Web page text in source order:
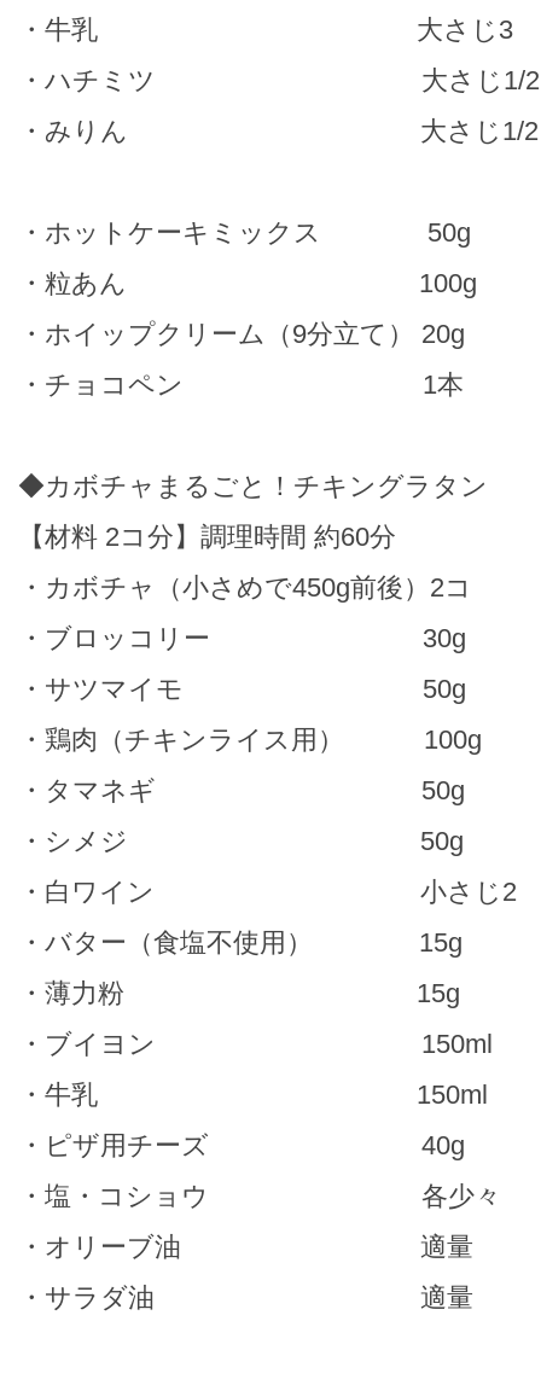
・牛乳 大さじ3
・ハチミツ 大さじ1/2
・みりん 大さじ1/2
・ホットケーキミックス 50g
・粒あん 100g
・ホイップクリーム（9分立て） 20g
・チョコペン 1本
◆カボチャまるごと！チキングラタン
【材料 2コ分】調理時間 約60分
・カボチャ（小さめで450g前後）2コ
・ブロッコリー 30g
・サツマイモ 50g
・鶏肉（チキンライス用） 100g
・タマネギ 50g
・シメジ 50g
・白ワイン 小さじ2
・バター（食塩不使用） 15g
・薄力粉 15g
・ブイヨン 150ml
・牛乳 150ml
・ピザ用チーズ 40g
・塩・コショウ 各少々
・オリーブ油 適量
・サラダ油 適量